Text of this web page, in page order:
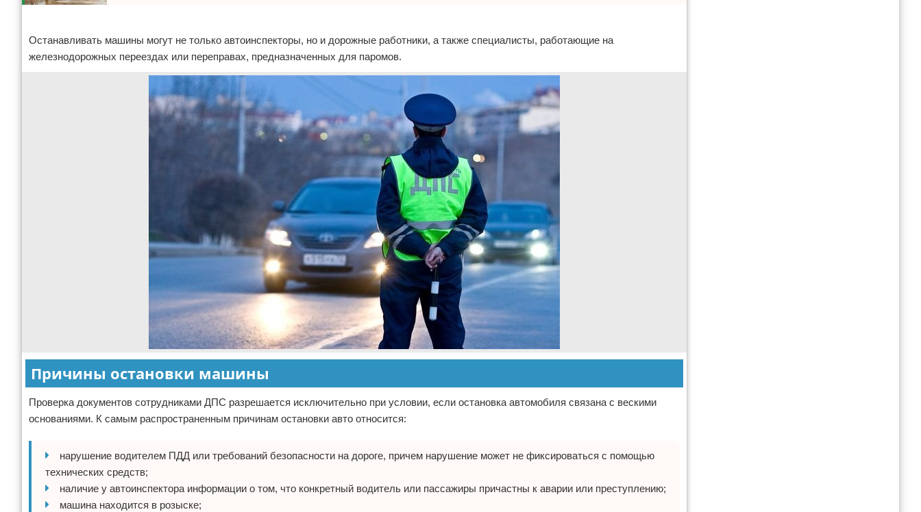
Останавливать машины могут не только автоинспекторы, но и дорожные работники, а также специалисты, работающие на
железнодорожных переездах или переправах, предназначенных для паромов.
Причины остановки машины
Проверка документов сотрудниками ДПС разрешается исключительно при условии, если остановка автомобиля связана с вескими
основаниями. К самым распространенным причинам остановки авто относится:
нарушение водителем ПДД или требований безопасности на дороге, причем нарушение может не фиксироваться с помощью
технических средств;
наличие у автоинспектора информации о том, что конкретный водитель или пассажиры причастны к аварии или преступлению;
машина находится в розыске;